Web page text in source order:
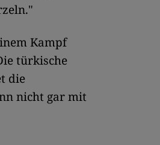
Kampf
türkische
die
nicht gar mit